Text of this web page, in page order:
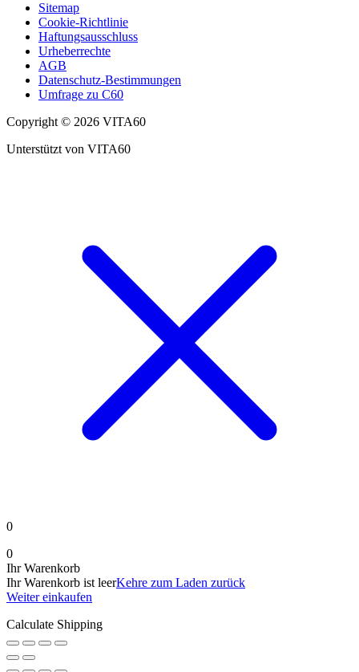
Sitemap
Cookie-Richtlinie
Haftungsausschluss
Urheberrechte
AGB
Datenschutz-Bestimmungen
Umfrage zu C60
Copyright © 2026 VITA60
Unterstützt von VITA60
0
0
Ihr Warenkorb
Ihr Warenkorb ist leerKehre zum Laden zurück
Weiter einkaufen
Calculate Shipping